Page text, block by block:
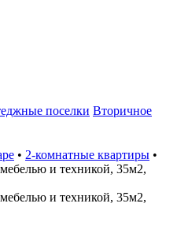
поселки Вторичное
• 2-комнатные квартиры •
и техникой, 35м2,
и техникой, 35м2,